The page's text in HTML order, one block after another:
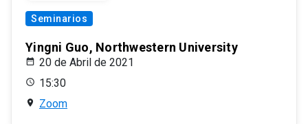
Seminarios
Yingni Guo, Northwestern University
20 de Abril de 2021
15:30
Zoom